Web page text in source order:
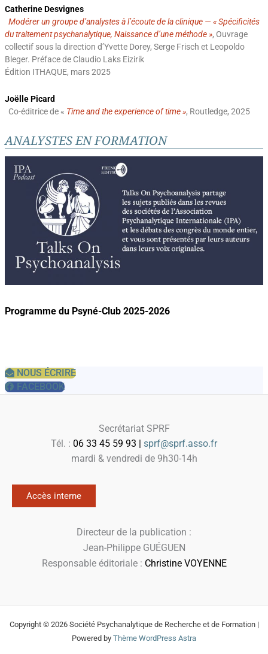
Catherine Desvignes
Modérer un groupe d’analystes à l’écoute de la clinique — « Spécificités
du traitement psychanalytique, Naissance d’une méthode », Ouvrage
collectif sous la direction d’Yvette Dorey, Serge Frisch et Leopoldo
Bleger. Préface de Claudio Laks Eizirik
Édition ITHAQUE, mars 2025
Joëlle Picard
Co-éditrice de « Time and the experience of time », Routledge, 2025
ANALYSTES EN FORMATION
Programme du Psyné-Club 2025-2026
NOUS ÉCRIRE
FACEBOOK
Secrétariat SPRF
Tél. : 06 33 45 59 93 | sprf@sprf.asso.fr
mardi & vendredi de 9h30-14h
Accès interne
Directeur de la publication :
Jean-Philippe GUÉGUEN
Responsable éditoriale : Christine VOYENNE
Copyright © 2026 Société Psychanalytique de Recherche et de Formation |
Powered by Thème WordPress Astra